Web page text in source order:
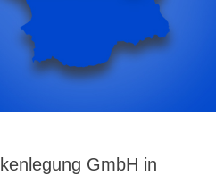
GmbH in